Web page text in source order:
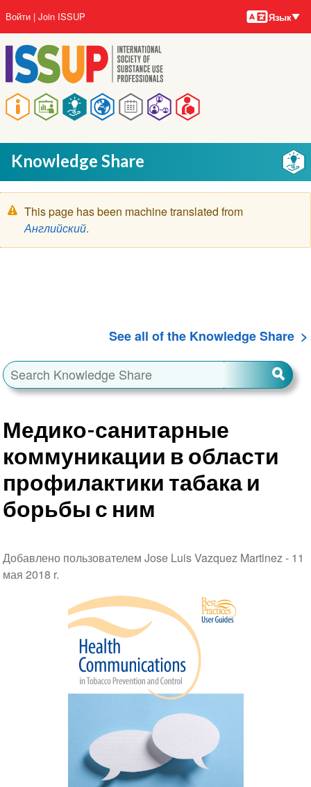
основному
содержанию
Main
navigation
User
account
menu
Войти Join ISSUP Языки
Язык
Knowledge Share
Предупреждение
This page has been machine translated from
Английский.
See all of the Knowledge Share
Медико-санитарные
коммуникации в области
профилактики табака и
борьбы с ним
Добавлено пользователем Jose Luis Vazquez Martinez - 11
мая 2018 r.